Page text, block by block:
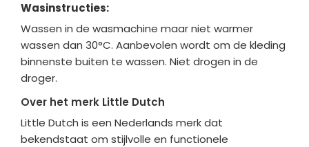
Wasinstructies:
Wassen in de wasmachine maar niet warmer
wassen dan 30°C. Aanbevolen wordt om de kleding
binnenste buiten te wassen. Niet drogen in de
droger.
Over het merk Little Dutch
Little Dutch is een Nederlands merk dat
bekendstaat om stijlvolle en functionele